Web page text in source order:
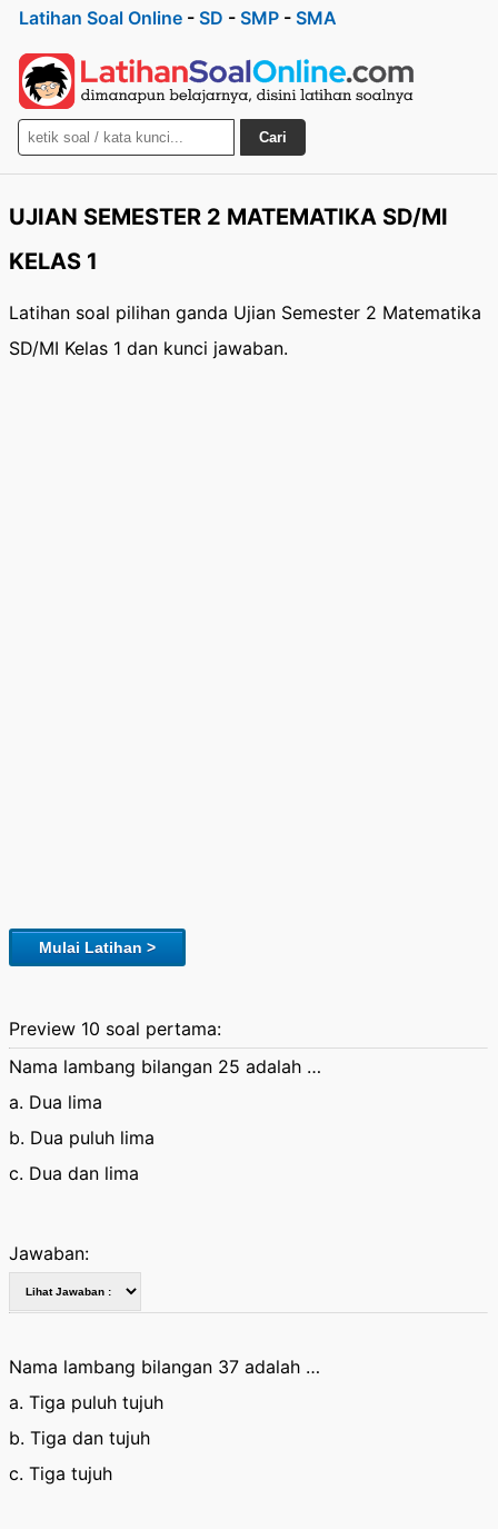
Latihan Soal Online - SD - SMP - SMA
Cari
UJIAN SEMESTER 2 MATEMATIKA SD/MI
KELAS 1
Latihan soal pilihan ganda Ujian Semester 2 Matematika
SD/MI Kelas 1 dan kunci jawaban.
Mulai Latihan >
Preview 10 soal pertama:
Nama lambang bilangan 25 adalah …
a. Dua lima
b. Dua puluh lima
c. Dua dan lima
Jawaban:
Nama lambang bilangan 37 adalah …
a. Tiga puluh tujuh
b. Tiga dan tujuh
c. Tiga tujuh